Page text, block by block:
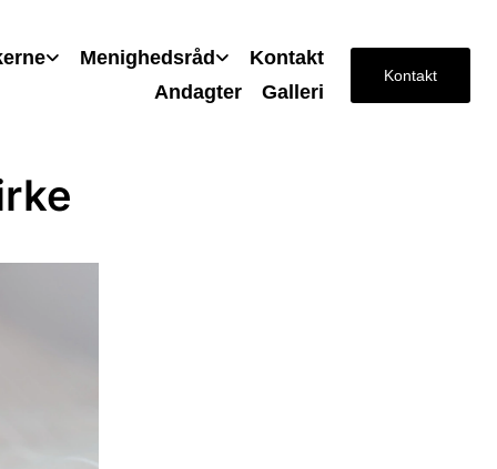
Menighedsråd
Kontakt
Andagter
Galleri
Kontakt